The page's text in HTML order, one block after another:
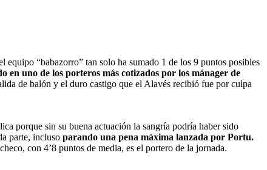
equipo “babazorro” tan solo ha sumado 1 de los 9 puntos posibles
en uno de los porteros más cotizados por los mánager de
de balón y el duro castigo que el Alavés recibió fue por culpa
porque sin su buena actuación la sangría podría haber sido
parte, incluso parando una pena máxima lanzada por Portu.
con 4’8 puntos de media, es el portero de la jornada.